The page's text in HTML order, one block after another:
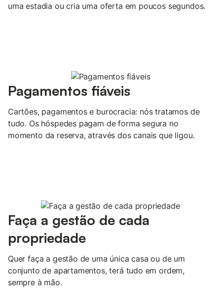
uma estadia ou cria uma oferta em poucos segundos.
Pagamentos fiáveis
Cartões, pagamentos e burocracia: nós tratamos de
tudo. Os hóspedes pagam de forma segura no
momento da reserva, através dos canais que ligou.
Faça a gestão de cada
propriedade
Quer faça a gestão de uma única casa ou de um
conjunto de apartamentos, terá tudo em ordem,
sempre à mão.